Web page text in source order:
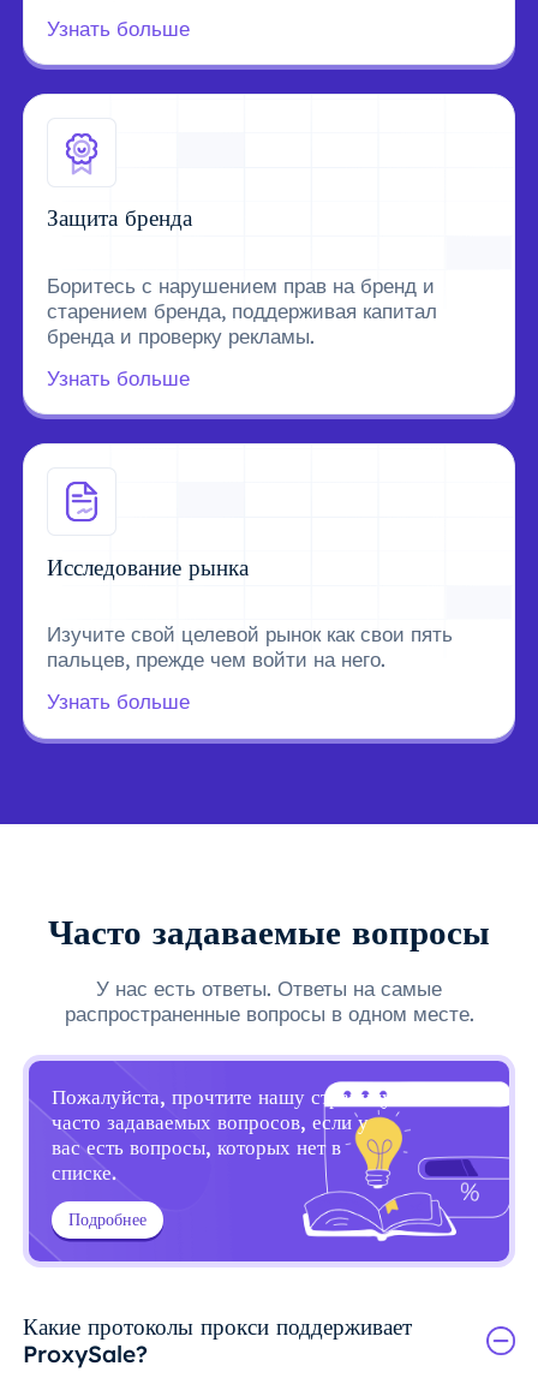
Узнать больше
Защита бренда
Боритесь с нарушением прав на бренд и
старением бренда, поддерживая капитал
бренда и проверку рекламы.
Узнать больше
Исследование рынка
Изучите свой целевой рынок как свои пять
пальцев, прежде чем войти на него.
Узнать больше
Часто задаваемые вопросы
У нас есть ответы. Ответы на самые
распространенные вопросы в одном месте.
Пожалуйста, прочтите нашу страницу
часто задаваемых вопросов, если у
вас есть вопросы, которых нет в
списке.
Подробнее
Какие протоколы прокси поддерживает
ProxySale?